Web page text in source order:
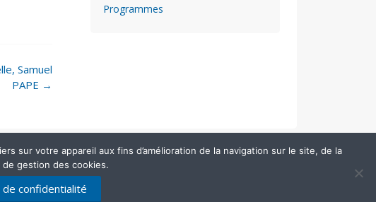
Samuel
PAPE →
Programmes
nous
sur votre appareil aux fins d’amélioration de la navigation sur le site, de la
gestion des cookies.
de confidentialité